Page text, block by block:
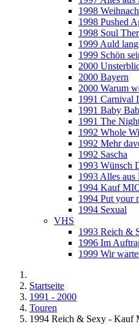
1998
1998 Pushed
1998 Soul
1999 Auld
1999 Schön
2000
2000 Bayern
2000 Warum
1991 Carnival
1991 Baby
1991 The
1992 Whole
1992 Mehr
1992 Sascha
1993 Wünsch
1993 Alles aus
1994 Kauf
1994 Put your
1994 Sexual
VHS
1993 Reich &
1996 Im
1999 Wir
Startseite
1991 - 2000
Touren
1994 Reich & Sexy - Kauf